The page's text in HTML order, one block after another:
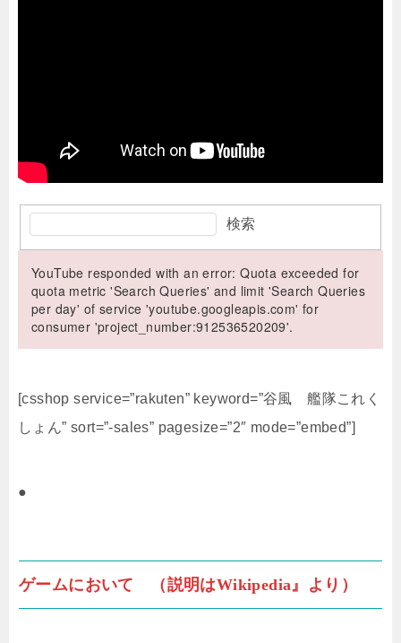
検索
YouTube responded with an error: Quota exceeded for
quota metric 'Search Queries' and limit 'Search Queries
per day' of service 'youtube.googleapis.com' for
consumer 'project_number:912536520209'.
[csshop service=”rakuten” keyword=”谷風 艦隊これく
しょん” sort=”-sales” pagesize=”2″ mode=”embed”]
●
ゲームにおいて （説明はWikipedia』より）